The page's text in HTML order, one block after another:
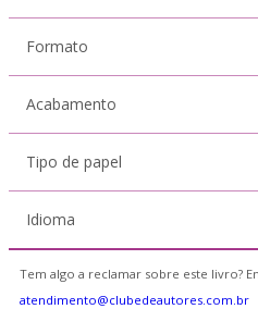
Formato
Acabamento
Tipo de papel
Idioma
Tem algo a reclamar sobre este livro?
atendimento@clubedeautores.com.br